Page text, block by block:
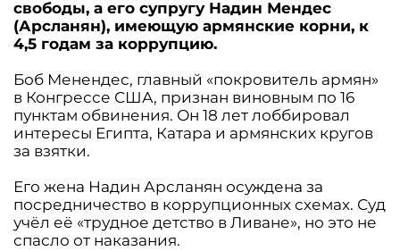
свободы, а его супругу Надин Мендес
(Арсланян), имеющую армянские корни, к
4,5 годам за коррупцию.
Боб Менендес, главный «покровитель армян»
в Конгрессе США, признан виновным по 16
пунктам обвинения. Он 18 лет лоббировал
интересы Египта, Катара и армянских кругов
за взятки.
Его жена Надин Арсланян осуждена за
посредничество в коррупционных схемах. Суд
учёл её «трудное детство в Ливане», но это не
спасло от наказания.